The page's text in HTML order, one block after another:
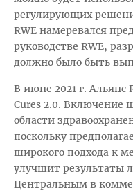
регулирующих
RWE намеревался
руководстве RWE,
должно было быть
В июне 2021 г. Альянс
Cures 2.0. Включение
области
поскольку
широкого подхода к
улучшит результаты
Центральным в